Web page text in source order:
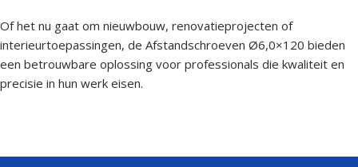
Of het nu gaat om nieuwbouw, renovatieprojecten of
interieurtoepassingen, de Afstandschroeven Ø6,0×120 bieden
een betrouwbare oplossing voor professionals die kwaliteit en
precisie in hun werk eisen.